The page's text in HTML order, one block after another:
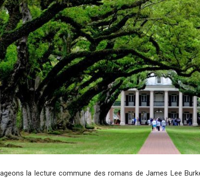
la lecture commune des romans de James Lee